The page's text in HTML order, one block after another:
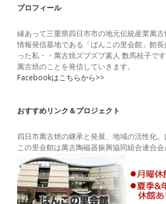
Sidebar
プロフィール
縁あって三重県四日市市の地元伝統産業萬古
情報発信基地である「ばんこの里会館」館長
った私・・萬古焼ズブズブ素人 数馬桂子です
萬古焼のことを発信していきます。
Facebookはこちらから>>
おすすめリンク＆プロジェクト
四日市萬古焼の継承と発展、地域の活性化。
この里会館は萬古陶磁器振興協同組合連合会